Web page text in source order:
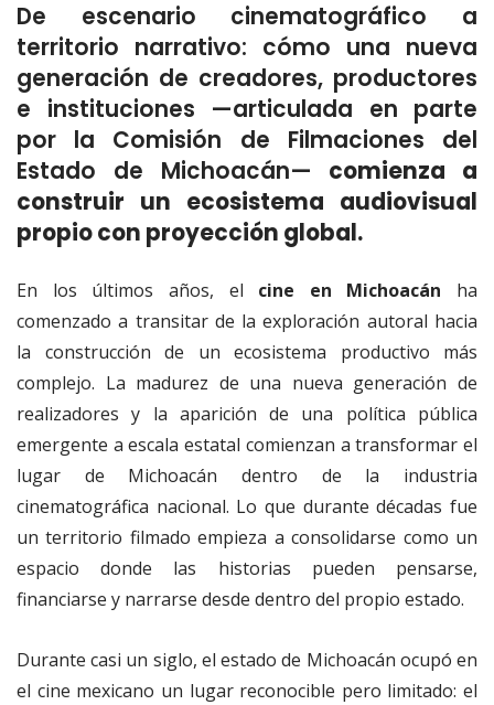
De escenario cinematográfico a
territorio narrativo: cómo una nueva
generación de creadores, productores
e instituciones —articulada en parte
por la Comisión de Filmaciones del
Estado de Michoacán— comienza a
construir un ecosistema audiovisual
propio con proyección global.
En los últimos años, el cine en Michoacán ha
comenzado a transitar de la exploración autoral hacia
la construcción de un ecosistema productivo más
complejo. La madurez de una nueva generación de
realizadores y la aparición de una política pública
emergente a escala estatal comienzan a transformar el
lugar de Michoacán dentro de la industria
cinematográfica nacional. Lo que durante décadas fue
un territorio filmado empieza a consolidarse como un
espacio donde las historias pueden pensarse,
financiarse y narrarse desde dentro del propio estado.
Durante casi un siglo, el estado de Michoacán ocupó en
el cine mexicano un lugar reconocible pero limitado: el